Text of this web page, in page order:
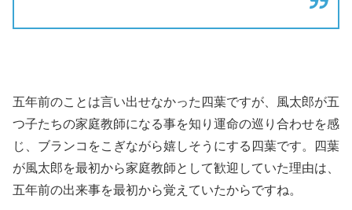
五年前のことは言い出せなかった四葉ですが、風太郎が五
つ子たちの家庭教師になる事を知り運命の巡り合わせを感
じ、ブランコをこぎながら嬉しそうにする四葉です。四葉
が風太郎を最初から家庭教師として歓迎していた理由は、
五年前の出来事を最初から覚えていたからですね。